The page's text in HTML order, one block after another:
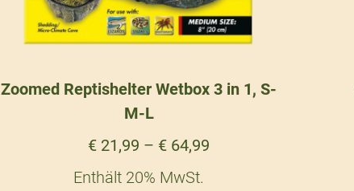
Zoomed Reptishelter Wetbox 3 in 1, S-
M-L
€ 21,99 – € 64,99
Enthält 20% MwSt.